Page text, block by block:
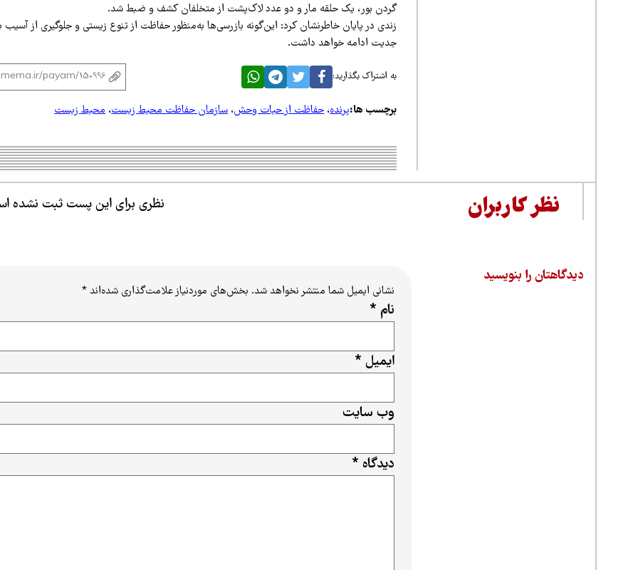
گردن بور، یک حلقه مار و دو عدد لاک‌پشت از متخلفان کشف و ضبط شد.
زندی در پایان خاطرنشان کرد: این‌گونه بازرسی‌ها به‌منظور حفاظت از تنوع زیستی و جلوگیری از آسیب
جدیت ادامه خواهد داشت.
به اشتراک بگذارید:
برچسب ها:پرنده،حفاظت از حیات وحش،سازمان حفاظت محیط زیست،محیط زیست
نظر کاربران نظری برای این پست ثبت نشده
دیدگاهتان را بنویسید
نشانی ایمیل شما منتشر نخواهد شد. بخش‌های موردنیاز علامت‌گذاری شده‌اند*
دیدگاه *
نام *
ایمیل *
وب‌ سایت